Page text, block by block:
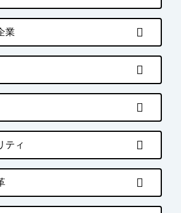
業
ティ